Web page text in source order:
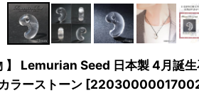
Lemurian Seed 日本製 4月誕
ラーストーン [